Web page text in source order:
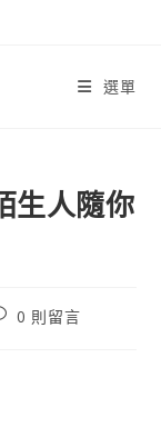
選單
生人隨你
0 則留言